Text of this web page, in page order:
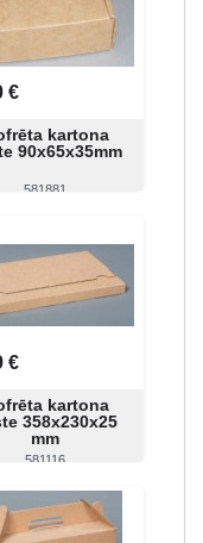
€
kartona
90x65x35mm
581881
€
kartona
358x230x25
mm
581116
Pirkt